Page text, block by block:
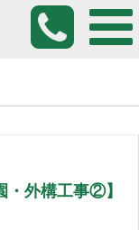
・外構工事②】